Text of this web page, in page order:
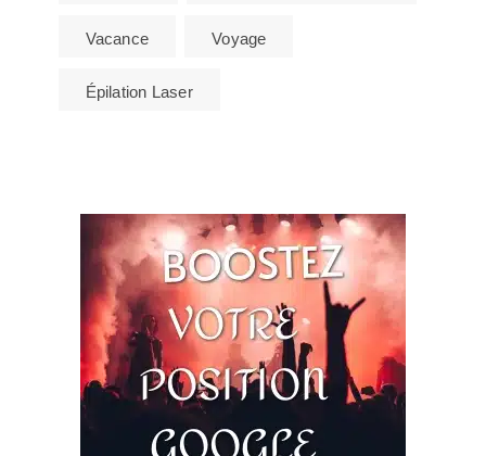
Vacance Voyage
Épilation Laser